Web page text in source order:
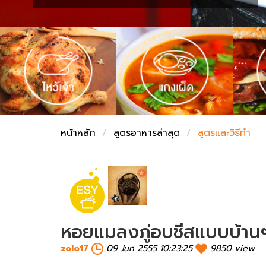
ชั่งตวงเนย
หน้าหลัก สูตรอาหารล่าสุด สูตรและวิธีทำ
หอยแมลงภู่อบชีสแบบบ้า
zolo17 09 Jun 2555 10:23:25 9850 view